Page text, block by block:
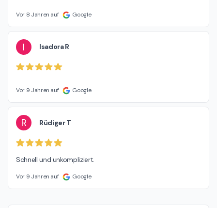
Vor 8 Jahren auf Google
I Isadora R
Vor 9 Jahren auf Google
R Rüdiger T
Schnell und unkompliziert.
Vor 9 Jahren auf Google